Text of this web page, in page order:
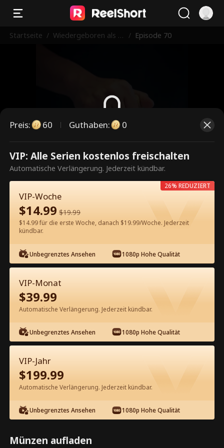
Startseite / Wiedergeboren als di
/ Episode 70
Dies ist eine kostenpflichtige
Episode. Bitte entsperren, um
weiterzusehen.
60Jetzt entsperren
Kostenlos in der App ansehen
Episode 70 - Wiedergeboren als die
Lieblingsehefrau des CEOs
Kompletter Film
1-50 51-99
70 71 73 74
Preis: 60 Guthaben: 0
VIP: Alle Serien kostenlos freischalten
Automatische Verlängerung. Jederzeit kündbar.
VIP-Woche
$14.99 $19.99
$14.99 für die erste Woche, danach $19.99/Woche. Jederzeit
kündbar.
Unbegrenztes Ansehen 1080p Hohe Qualität
26% REDUZIERT
VIP-Monat
$39.99
Automatische Verlängerung. Jederzeit kündbar.
Unbegrenztes Ansehen 1080p Hohe Qualität
VIP-Jahr
$199.99
Automatische Verlängerung. Jederzeit kündbar.
Unbegrenztes Ansehen 1080p Hohe Qualität
Münzen aufladen